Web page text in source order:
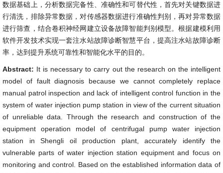
数据基础上，分析数据完备性、准确性和可替代性，首先对关键数据进
行清洗，排除异常数据，对传感器数据进行准确性判别，再对异常数据
进行筛查，结合卷积神经网建立设备故障智能判别模型。根据建模利用
软件开发技术实现一套注水站故障诊断智慧平台，提高注水站故障诊断
率，达到提升系统可靠性和智能化水平的目的。
Abstract: It is necessary to carry out the research on the intelligent
model of fault diagnosis because we cannot completely replace
manual patrol inspection and lack of intelligent control function in the
system of water injection pump station in view of the current situation
of unreliable data. Through the research and construction of the
equipment operation model of centrifugal pump water injection
station in Shengli oil production plant, accurately identify the
vulnerable parts of water injection station equipment and focus on
monitoring and control. Based on the established information data of